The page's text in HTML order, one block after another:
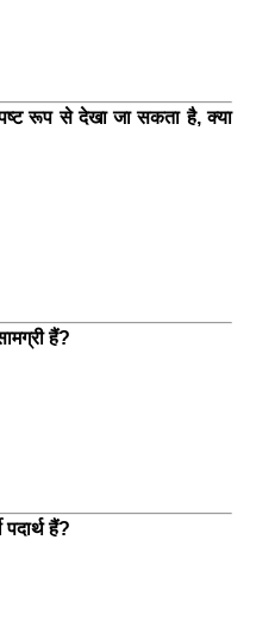
रूप से देखा जा सकता है, क्या
हैं?
हैं?